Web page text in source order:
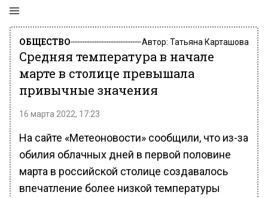
ОБЩЕСТВО Автор: Татьяна Карташова
Средняя температура в начале
марте в столице превышала
привычные значения
16 марта 2022, 17:23
На сайте «Метеоновости» сообщили, что из-за
обилия облачных дней в первой половине
марта в российской столице создавалось
впечатление более низкой температуры